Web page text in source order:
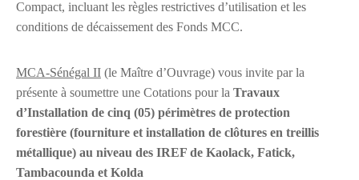
Compact, incluant les règles restrictives d’utilisation et les
conditions de décaissement des Fonds MCC.
MCA-Sénégal II (le Maître d’Ouvrage) vous invite par la
présente à soumettre une Cotations pour la Travaux
d’Installation de cinq (05) périmètres de protection
forestière (fourniture et installation de clôtures en treillis
métallique) au niveau des IREF de Kaolack, Fatick,
Tambacounda et Kolda